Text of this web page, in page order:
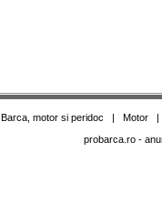
Barca, motor si peridoc | Motor
probarca.ro -